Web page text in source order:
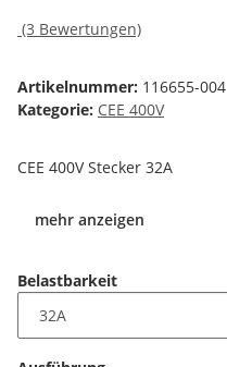
(3 Bewertungen)
Artikelnummer: 116655-004
Kategorie: CEE 400V
CEE 400V Stecker 32A
mehr anzeigen
Belastbarkeit